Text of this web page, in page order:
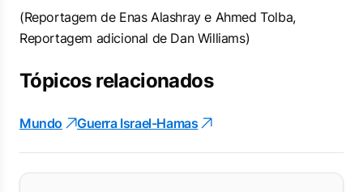
(Reportagem de Enas Alashray e Ahmed Tolba,
Reportagem adicional de Dan Williams)
Tópicos relacionados
Mundo Guerra Israel-Hamas